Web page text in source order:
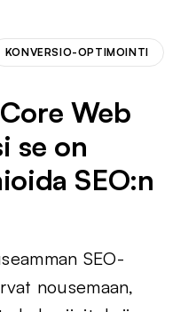
KONVERSIO-OPTIMOINTI
Web
se on
SEO:n
SEO-
nousemaan,